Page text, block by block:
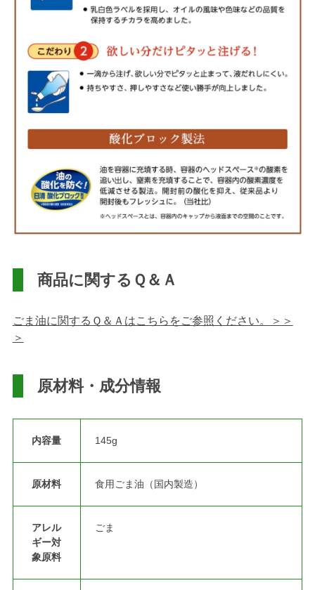
商品に関するＱ＆Ａ
ごま油に関するＱ＆Ａはこちらをご参照ください。＞＞
＞
原材料・成分情報
内容量 145g
原材料 食用ごま油（国内製造）
アレル
ギー対
象原料
ごま